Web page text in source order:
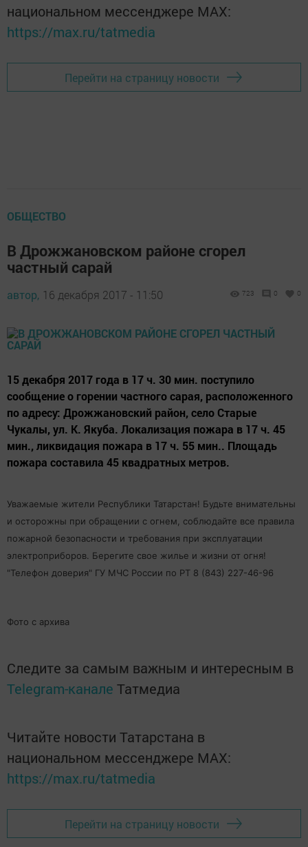
национальном мессенджере MАХ:
https://max.ru/tatmedia
Перейти на страницу новости
ОБЩЕСТВО
В Дрожжановском районе сгорел
частный сарай
автор, 16 декабря 2017 - 11:50 723 0 0
15 декабря 2017 года в 17 ч. 30 мин. поступило
сообщение о горении частного сарая, расположенного
по адресу: Дрожжановский район, село Старые
Чукалы, ул. К. Якуба. Локализация пожара в 17 ч. 45
мин., ликвидация пожара в 17 ч. 55 мин.. Площадь
пожара составила 45 квадратных метров.
Уважаемые жители Республики Татарстан! Будьте внимательны
и осторожны при обращении с огнем, соблюдайте все правила
пожарной безопасности и требования при эксплуатации
электроприборов. Берегите свое жилье и жизни от огня!
"Телефон доверия" ГУ МЧС России по РТ 8 (843) 227-46-96
Фото с архива
Следите за самым важным и интересным в
Telegram-канале Татмедиа
Читайте новости Татарстана в
национальном мессенджере MАХ:
https://max.ru/tatmedia
Перейти на страницу новости